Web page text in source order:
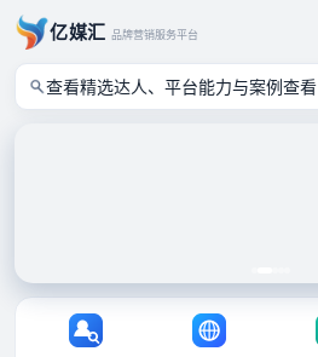
亿媒汇 品牌营销服务平台
查看精选达人、平台能力与案例查看
达
人
示
例
·
提
库
选
号，
提
交
期